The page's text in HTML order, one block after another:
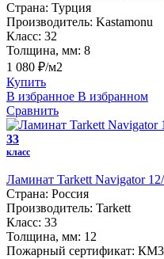
Страна: Турция
Производитель: Kastamonu
Класс: 32
Толщина, мм: 8
1 080 ₽/м2
Купить
В избранное В избранном
Сравнить
33
класс
Ламинат Tarkett Navigator
Страна: Россия
Производитель: Tarkett
Класс: 33
Толщина, мм: 12
Пожарный сертификат: КМ3